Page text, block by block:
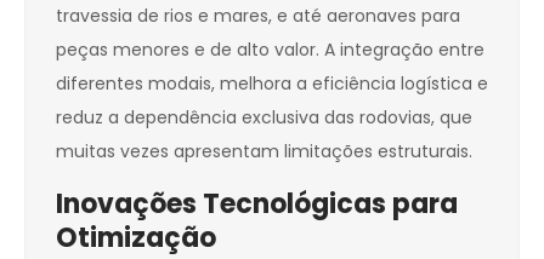
travessia de rios e mares, e até aeronaves para
peças menores e de alto valor. A integração entre
diferentes modais, melhora a eficiência logística e
reduz a dependência exclusiva das rodovias, que
muitas vezes apresentam limitações estruturais.
Inovações Tecnológicas para
Otimização